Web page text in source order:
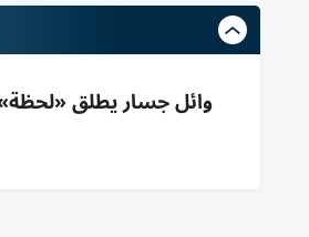
وائل جسار يطلق